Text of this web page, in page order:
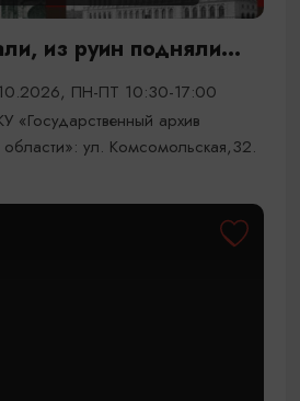
из руин подняли...
ПН-ПТ 10:30-17:00
«Государственный архив
ул. Комсомольская,32.